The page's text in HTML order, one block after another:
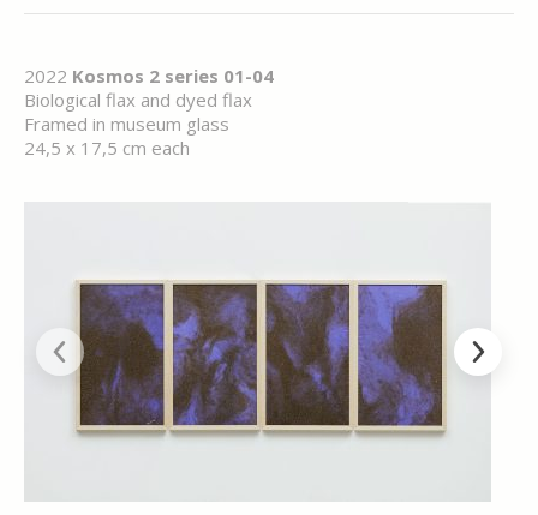
2022 Kosmos 2 series 01-04
Biological flax and dyed flax
Framed in museum glass
24,5 x 17,5 cm each